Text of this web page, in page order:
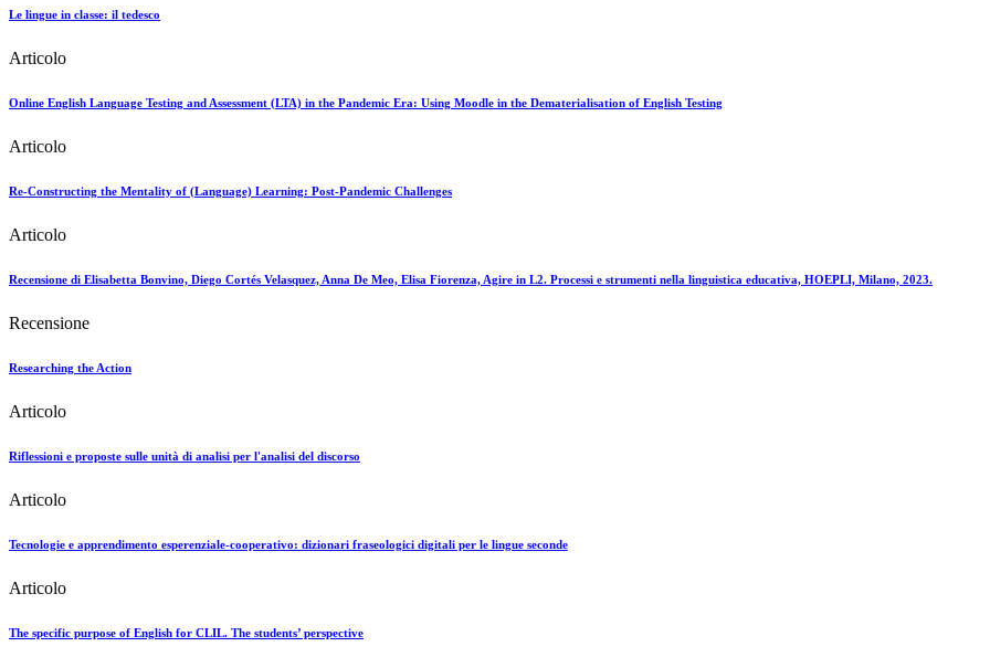
Le lingue in classe: il tedesco
Articolo
Online English Language Testing and Assessment (LTA) in the Pandemic Era: Using Moodle in the Dematerialisation of English Testing
Articolo
Re-Constructing the Mentality of (Language) Learning: Post-Pandemic Challenges
Articolo
Recensione di Elisabetta Bonvino, Diego Cortés Velasquez, Anna De Meo, Elisa Fiorenza, Agire in L2. Processi e strumenti nella linguistica educativa, HOEPLI, Milano, 2023.
Recensione
Researching the Action
Articolo
Riflessioni e proposte sulle unità di analisi per l'analisi del discorso
Articolo
Tecnologie e apprendimento esperenziale-cooperativo: dizionari fraseologici digitali per le lingue seconde
Articolo
The specific purpose of English for CLIL. The students’ perspective